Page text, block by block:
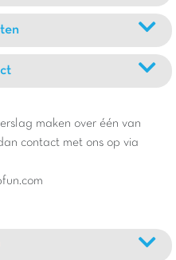
maken over één van
contact met ons op via